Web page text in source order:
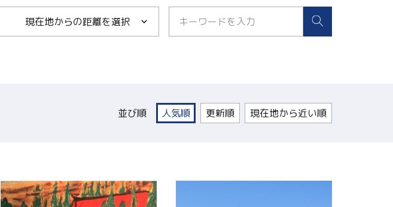
現在地からの距離を選択
並び順 人気順 更新順 現在地から近い順